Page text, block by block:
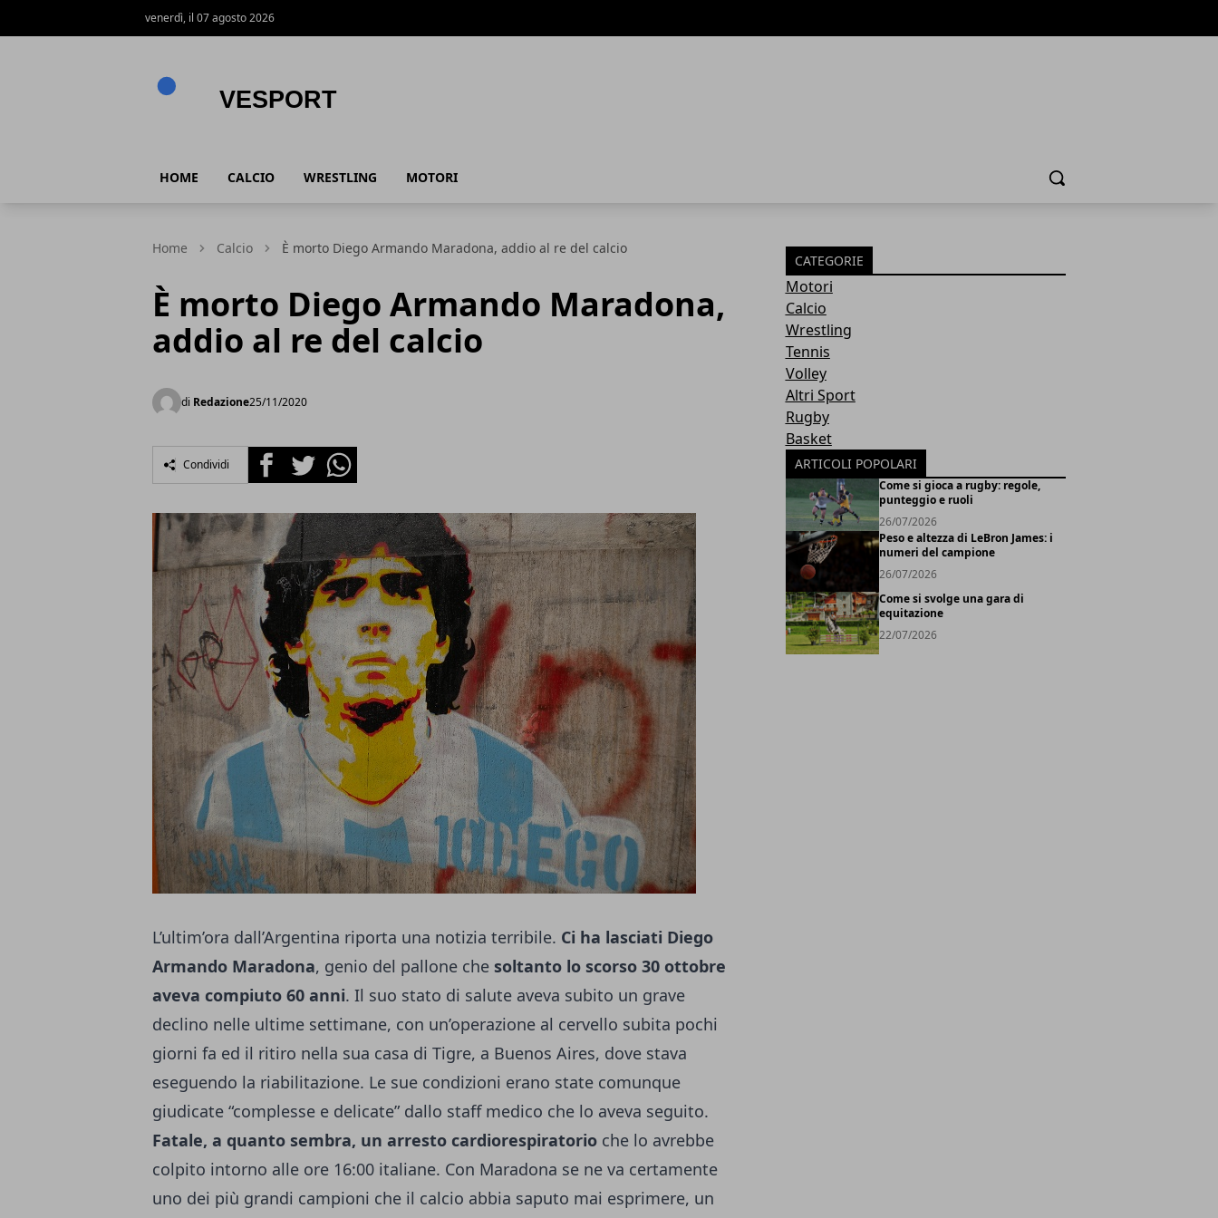
venerdì, il 07 agosto 2026
HOME CALCIO WRESTLING MOTORI Cerca
Home Calcio È morto Diego Armando Maradona, addio al re del calcio
È morto Diego Armando Maradona,
addio al re del calcio
di Redazione25/11/2020
Condividi FacebookTwitterWhatsapp
L’ultim’ora dall’Argentina riporta una notizia terribile. Ci ha lasciati Diego
Armando Maradona, genio del pallone che soltanto lo scorso 30 ottobre
aveva compiuto 60 anni. Il suo stato di salute aveva subito un grave
declino nelle ultime settimane, con un’operazione al cervello subita pochi
giorni fa ed il ritiro nella sua casa di Tigre, a Buenos Aires, dove stava
eseguendo la riabilitazione. Le sue condizioni erano state comunque
giudicate “complesse e delicate” dallo staff medico che lo aveva seguito.
Fatale, a quanto sembra, un arresto cardiorespiratorio che lo avrebbe
colpito intorno alle ore 16:00 italiane. Con Maradona se ne va certamente
uno dei più grandi campioni che il calcio abbia saputo mai esprimere, un
CATEGORIE
Motori
Calcio
Wrestling
Tennis
Volley
Altri Sport
Rugby
Basket
ARTICOLI POPOLARI
Come si gioca a rugby: regole,
punteggio e ruoli
26/07/2026
Peso e altezza di LeBron James: i
numeri del campione
26/07/2026
Come si svolge una gara di
equitazione
22/07/2026